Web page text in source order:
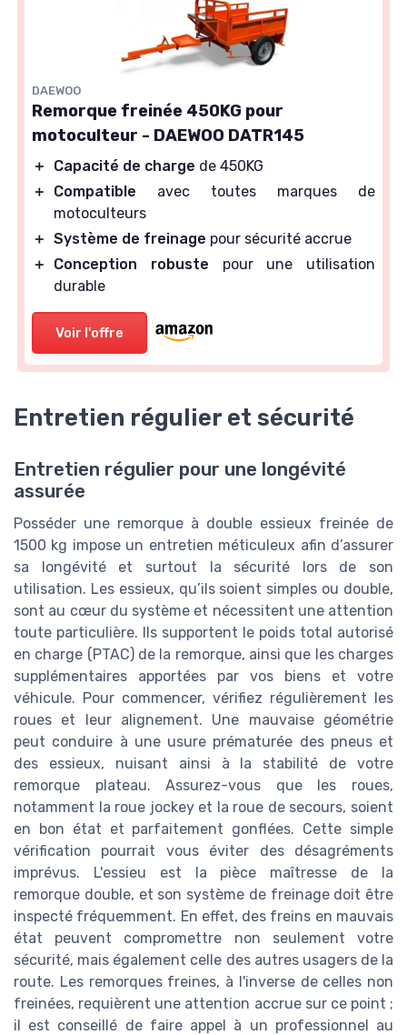
DAEWOO
Remorque freinée 450KG pour
motoculteur - DAEWOO DATR145
＋ Capacité de charge de 450KG
＋
Compatible avec toutes marques de
motoculteurs
＋ Système de freinage pour sécurité accrue
＋
Conception robuste pour une utilisation
durable
Voir l'offre
Entretien régulier et sécurité
Entretien régulier pour une longévité
assurée
Posséder une remorque à double essieux freinée de
1500 kg impose un entretien méticuleux afin d’assurer
sa longévité et surtout la sécurité lors de son
utilisation. Les essieux, qu’ils soient simples ou double,
sont au cœur du système et nécessitent une attention
toute particulière. Ils supportent le poids total autorisé
en charge (PTAC) de la remorque, ainsi que les charges
supplémentaires apportées par vos biens et votre
véhicule. Pour commencer, vérifiez régulièrement les
roues et leur alignement. Une mauvaise géométrie
peut conduire à une usure prématurée des pneus et
des essieux, nuisant ainsi à la stabilité de votre
remorque plateau. Assurez-vous que les roues,
notamment la roue jockey et la roue de secours, soient
en bon état et parfaitement gonflées. Cette simple
vérification pourrait vous éviter des désagréments
imprévus. L'essieu est la pièce maîtresse de la
remorque double, et son système de freinage doit être
inspecté fréquemment. En effet, des freins en mauvais
état peuvent compromettre non seulement votre
sécurité, mais également celle des autres usagers de la
route. Les remorques freines, à l'inverse de celles non
freinées, requièrent une attention accrue sur ce point ;
il est conseillé de faire appel à un professionnel au